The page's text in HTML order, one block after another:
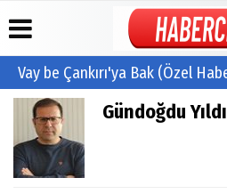
Üye Paneli
Haber
Arşivi
Gazete
Hava
Durumu
Vay be Çankırı'ya Bak (Özel
Gündoğdu